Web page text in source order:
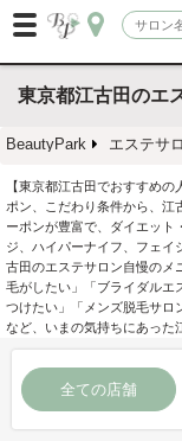
東京都江古田のエ
BeautyPark エステサ
【東京都江古田でおすすめ
ポン、こだわり条件から、江
ーポンが豊富で、ダイエット
ジ、ハイパーナイフ、フェイ
古田のエステサロン自慢のメ
毛がしたい」「ブライダルエ
つけたい」「メンズ脱毛サロ
など、いまの気持ちにあった
全ての店舗